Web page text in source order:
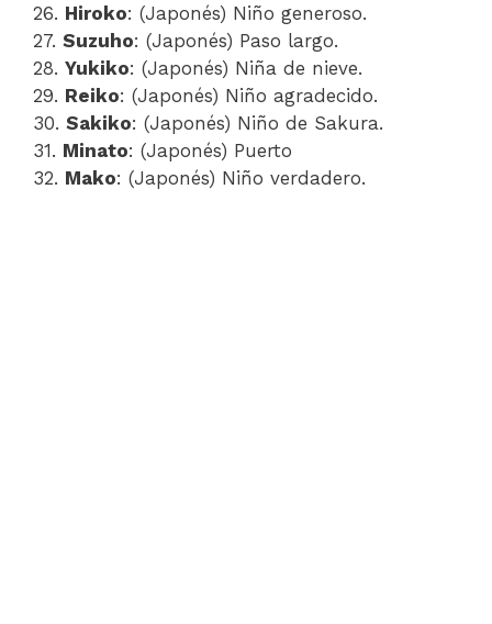
26. Hiroko: (Japonés) Niño generoso.
27. Suzuho: (Japonés) Paso largo.
28. Yukiko: (Japonés) Niña de nieve.
29. Reiko: (Japonés) Niño agradecido.
30. Sakiko: (Japonés) Niño de Sakura.
31. Minato: (Japonés) Puerto
32. Mako: (Japonés) Niño verdadero.